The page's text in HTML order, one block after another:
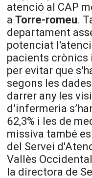
atenció al CAP
aTorre-romeu.
departament
potenciat
pacients crònics
per evitar que
segons les
darrer any les
d’infermeria
62,3% i les de
missiva també
del Servei
Vallès
la directora de